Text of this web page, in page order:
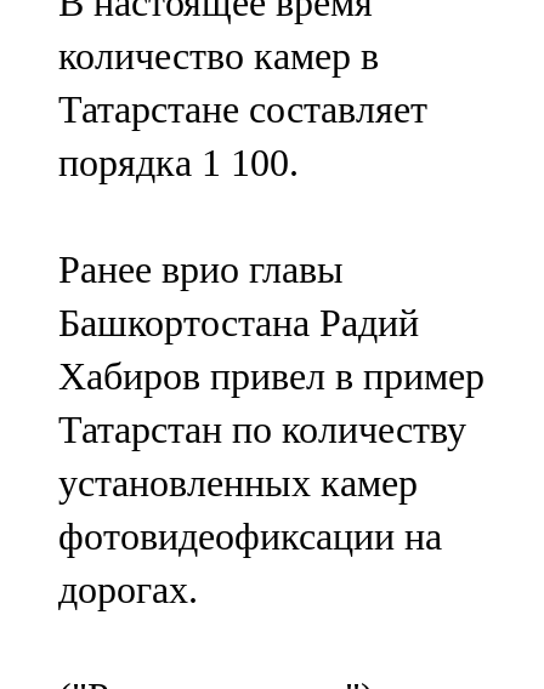
Чистай
103,0 FM
Чүпрәле
91,0 FM
102,3 FM
Яңа чишмә
107,0 FM
Яр Чаллы
105,5 FM
количество камер в
Татарстане составляет
порядка 1 100.
Ранее врио главы
Башкортостана Радий
Хабиров привел в пример
Татарстан по количеству
установленных камер
фотовидеофиксации на
дорогах.